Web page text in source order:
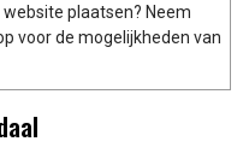
plaatsen? Neem
voor de mogelijkheden van